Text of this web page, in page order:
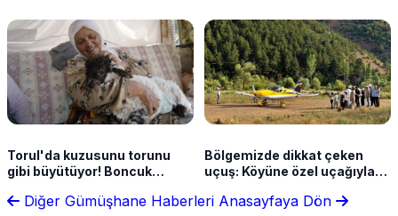
Torul'da kuzusunu torunu
gibi büyütüyor! Boncuk
Bölgemizde dikkat çeken
uçuş: Köyüne özel uçağıyla
Diğer Gümüşhane Haberleri Anasayfaya Dön